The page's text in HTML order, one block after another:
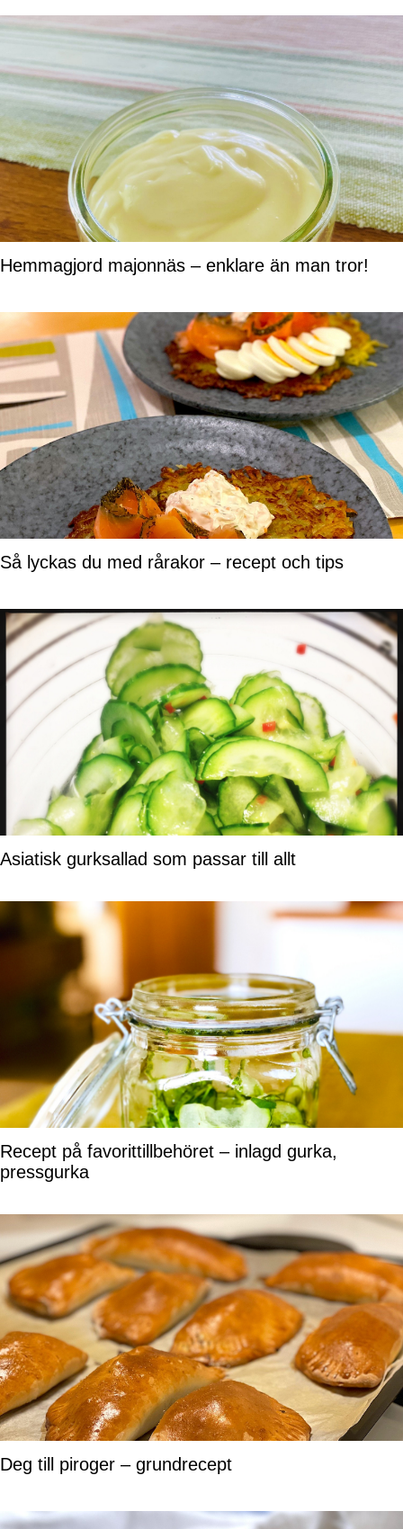
Hemmagjord majonnäs – enklare än man tror!
Så lyckas du med rårakor – recept och tips
Asiatisk gurksallad som passar till allt
Recept på favorittillbehöret – inlagd gurka,
pressgurka
Deg till piroger – grundrecept